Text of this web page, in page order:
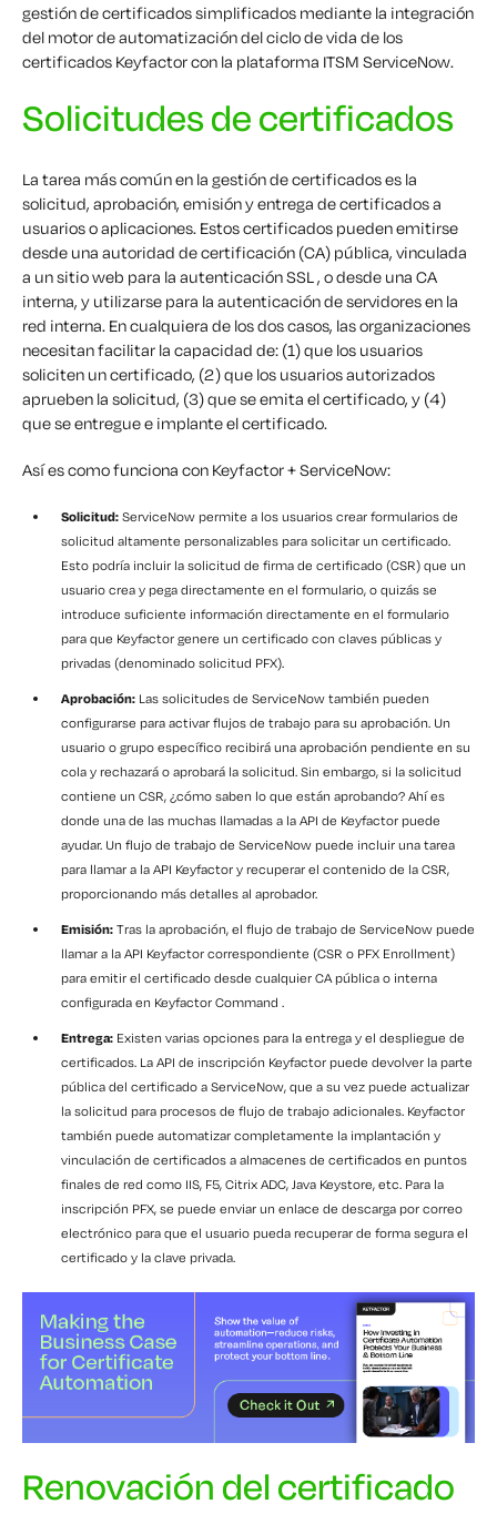
gestión de certificados simplificados mediante la integración
del motor de automatización del ciclo de vida de los
certificados Keyfactor con la plataforma ITSM ServiceNow.
Solicitudes de certificados
La tarea más común en la gestión de certificados es la
solicitud, aprobación, emisión y entrega de certificados a
usuarios o aplicaciones. Estos certificados pueden emitirse
desde una autoridad de certificación (CA) pública, vinculada
a un sitio web para la autenticación SSL , o desde una CA
interna, y utilizarse para la autenticación de servidores en la
red interna. En cualquiera de los dos casos, las organizaciones
necesitan facilitar la capacidad de: (1) que los usuarios
soliciten un certificado, (2) que los usuarios autorizados
aprueben la solicitud, (3) que se emita el certificado, y (4)
que se entregue e implante el certificado.
Así es como funciona con Keyfactor + ServiceNow:
Solicitud: ServiceNow permite a los usuarios crear formularios de
solicitud altamente personalizables para solicitar un certificado.
Esto podría incluir la solicitud de firma de certificado (CSR) que un
usuario crea y pega directamente en el formulario, o quizás se
introduce suficiente información directamente en el formulario
para que Keyfactor genere un certificado con claves públicas y
privadas (denominado solicitud PFX).
Aprobación: Las solicitudes de ServiceNow también pueden
configurarse para activar flujos de trabajo para su aprobación. Un
usuario o grupo específico recibirá una aprobación pendiente en su
cola y rechazará o aprobará la solicitud. Sin embargo, si la solicitud
contiene un CSR, ¿cómo saben lo que están aprobando? Ahí es
donde una de las muchas llamadas a la API de Keyfactor puede
ayudar. Un flujo de trabajo de ServiceNow puede incluir una tarea
para llamar a la API Keyfactor y recuperar el contenido de la CSR,
proporcionando más detalles al aprobador.
Emisión: Tras la aprobación, el flujo de trabajo de ServiceNow puede
llamar a la API Keyfactor correspondiente (CSR o PFX Enrollment)
para emitir el certificado desde cualquier CA pública o interna
configurada en Keyfactor Command .
Entrega: Existen varias opciones para la entrega y el despliegue de
certificados. La API de inscripción Keyfactor puede devolver la parte
pública del certificado a ServiceNow, que a su vez puede actualizar
la solicitud para procesos de flujo de trabajo adicionales. Keyfactor
también puede automatizar completamente la implantación y
vinculación de certificados a almacenes de certificados en puntos
finales de red como IIS, F5, Citrix ADC, Java Keystore, etc. Para la
inscripción PFX, se puede enviar un enlace de descarga por correo
electrónico para que el usuario pueda recuperar de forma segura el
certificado y la clave privada.
Renovación del certificado